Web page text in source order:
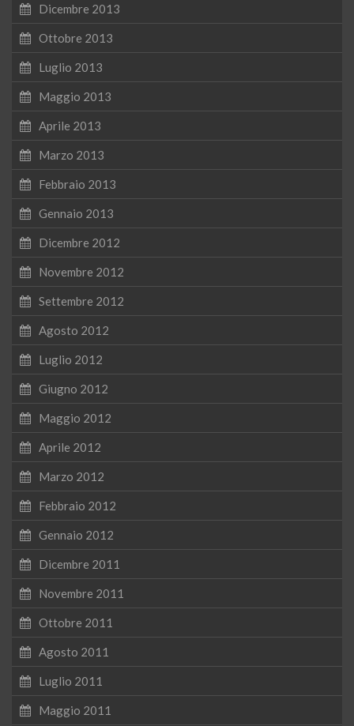
Dicembre 2013
Ottobre 2013
Luglio 2013
Maggio 2013
Aprile 2013
Marzo 2013
Febbraio 2013
Gennaio 2013
Dicembre 2012
Novembre 2012
Settembre 2012
Agosto 2012
Luglio 2012
Giugno 2012
Maggio 2012
Aprile 2012
Marzo 2012
Febbraio 2012
Gennaio 2012
Dicembre 2011
Novembre 2011
Ottobre 2011
Agosto 2011
Luglio 2011
Maggio 2011